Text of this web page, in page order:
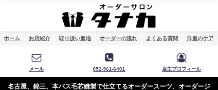
ホーム お店紹介 取り扱い服地 オーダーの流れ よくある質問 洋服のケア
メール 052-961-6401 店主プロフィール
名古屋、錦三、本バス毛芯縫製で仕立てるオーダースーツ、オーダージ